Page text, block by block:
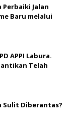
Jalan
Baru melalui
APPI Labura.
Telah
Sulit Diberantas?